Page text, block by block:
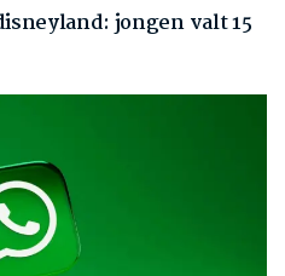
jongen valt 15